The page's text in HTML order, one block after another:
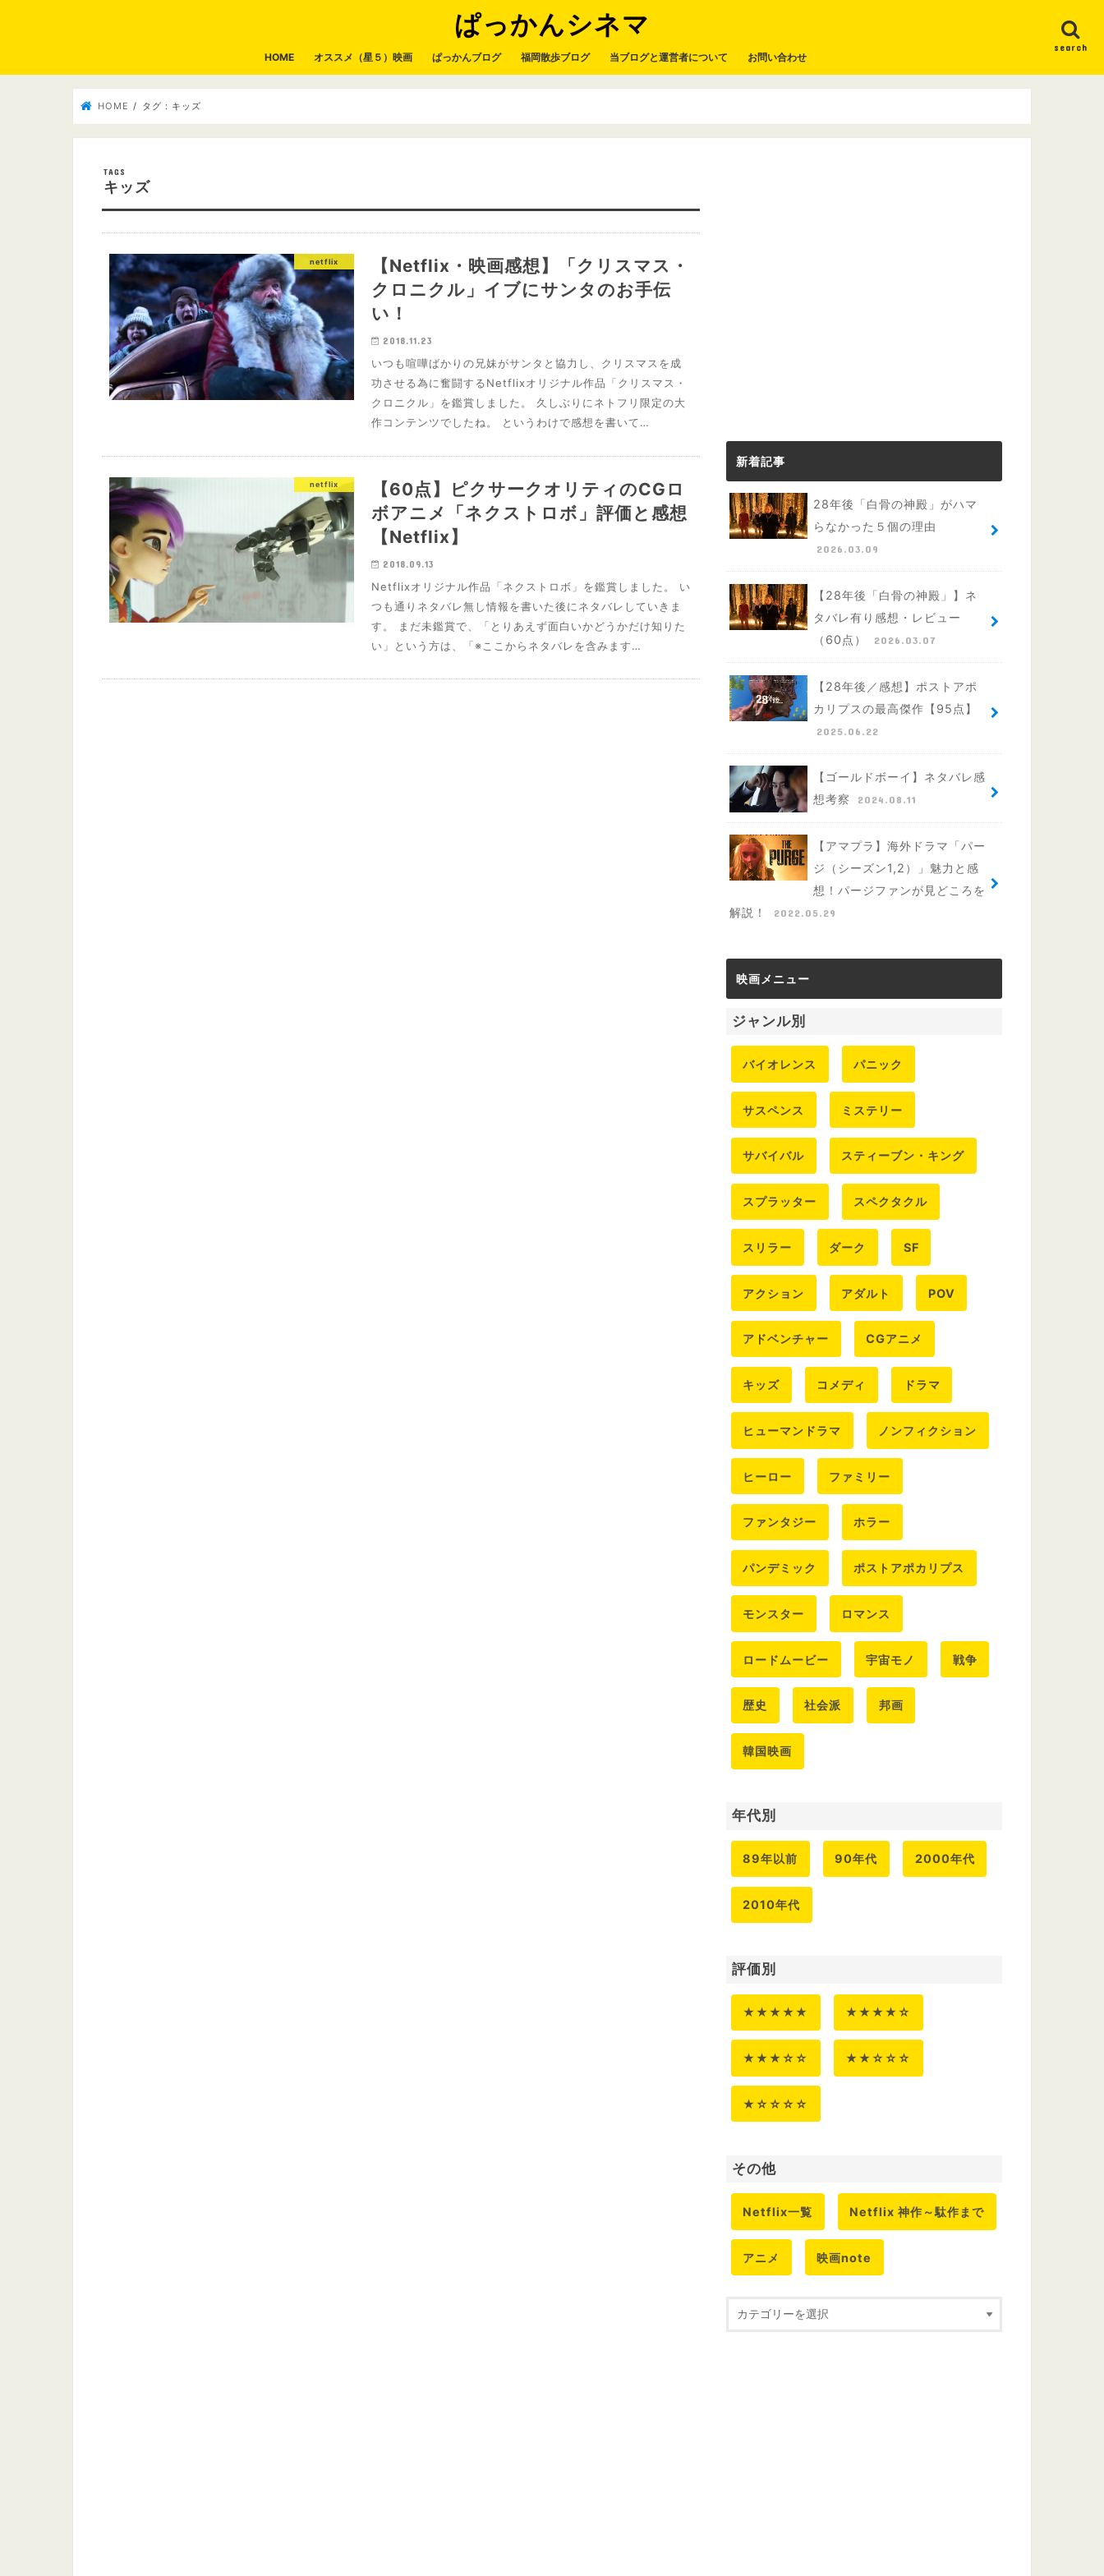
ぱっかんシネマ
search
HOME オススメ（星５）映画 ぱっかんブログ 福岡散歩ブログ 当ブログと運営者について お問い合わせ
HOME タグ : キッズ
キッズ
netflix
【Netflix・映画感想】「クリスマス・
クロニクル」イブにサンタのお手伝
い！
2018.11.23
いつも喧嘩ばかりの兄妹がサンタと協力し、クリスマスを成
功させる為に奮闘するNetflixオリジナル作品「クリスマス・
クロニクル」を鑑賞しました。 久しぶりにネトフリ限定の大
作コンテンツでしたね。 というわけで感想を書いて…
netflix
【60点】ピクサークオリティのCGロ
ボアニメ「ネクストロボ」評価と感想
【Netflix】
2018.09.13
Netflixオリジナル作品「ネクストロボ」を鑑賞しました。 い
つも通りネタバレ無し情報を書いた後にネタバレしていきま
す。 まだ未鑑賞で、「とりあえず面白いかどうかだけ知りた
い」という方は、「※ここからネタバレを含みます…
新着記事
28年後「白骨の神殿」がハマ
らなかった５個の理由
2026.03.09
【28年後「白骨の神殿」】ネ
タバレ有り感想・レビュー
（60点）
2026.03.07
【28年後／感想】ポストアポ
カリプスの最高傑作【95点】
2025.06.22
【ゴールドボーイ】ネタバレ感
想考察
2024.08.11
【アマプラ】海外ドラマ「パー
ジ（シーズン1,2）」魅力と感
想！パージファンが見どころを
解説！
2022.05.29
映画メニュー
ジャンル別
バイオレンス パニック
サスペンス ミステリー
サバイバル スティーブン・キング
スプラッター スペクタクル
スリラー ダーク SF
アクション アダルト POV
アドベンチャー CGアニメ
キッズ コメディ ドラマ
ヒューマンドラマ ノンフィクション
ヒーロー ファミリー
ファンタジー ホラー
パンデミック ポストアポカリプス
モンスター ロマンス
ロードムービー 宇宙モノ 戦争
歴史 社会派 邦画
韓国映画
年代別
89年以前 90年代 2000年代
2010年代
評価別
★★★★★ ★★★★☆
★★★☆☆ ★★☆☆☆
★☆☆☆☆
その他
Netflix一覧 Netflix 神作～駄作まで
アニメ 映画note